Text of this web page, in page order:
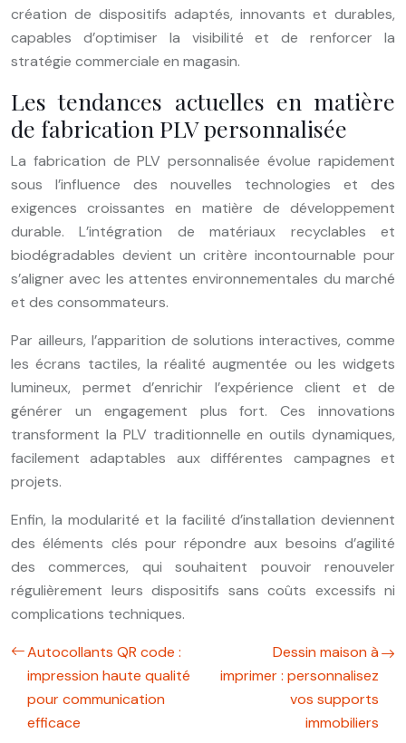
création de dispositifs adaptés, innovants et durables,
capables d’optimiser la visibilité et de renforcer la
stratégie commerciale en magasin.
Les tendances actuelles en matière
de fabrication PLV personnalisée
La fabrication de PLV personnalisée évolue rapidement
sous l’influence des nouvelles technologies et des
exigences croissantes en matière de développement
durable. L’intégration de matériaux recyclables et
biodégradables devient un critère incontournable pour
s’aligner avec les attentes environnementales du marché
et des consommateurs.
Par ailleurs, l’apparition de solutions interactives, comme
les écrans tactiles, la réalité augmentée ou les widgets
lumineux, permet d’enrichir l’expérience client et de
générer un engagement plus fort. Ces innovations
transforment la PLV traditionnelle en outils dynamiques,
facilement adaptables aux différentes campagnes et
projets.
Enfin, la modularité et la facilité d’installation deviennent
des éléments clés pour répondre aux besoins d’agilité
des commerces, qui souhaitent pouvoir renouveler
régulièrement leurs dispositifs sans coûts excessifs ni
complications techniques.
Autocollants QR code :
impression haute qualité
pour communication
efficace
Dessin maison à
imprimer : personnalisez
vos supports
immobiliers